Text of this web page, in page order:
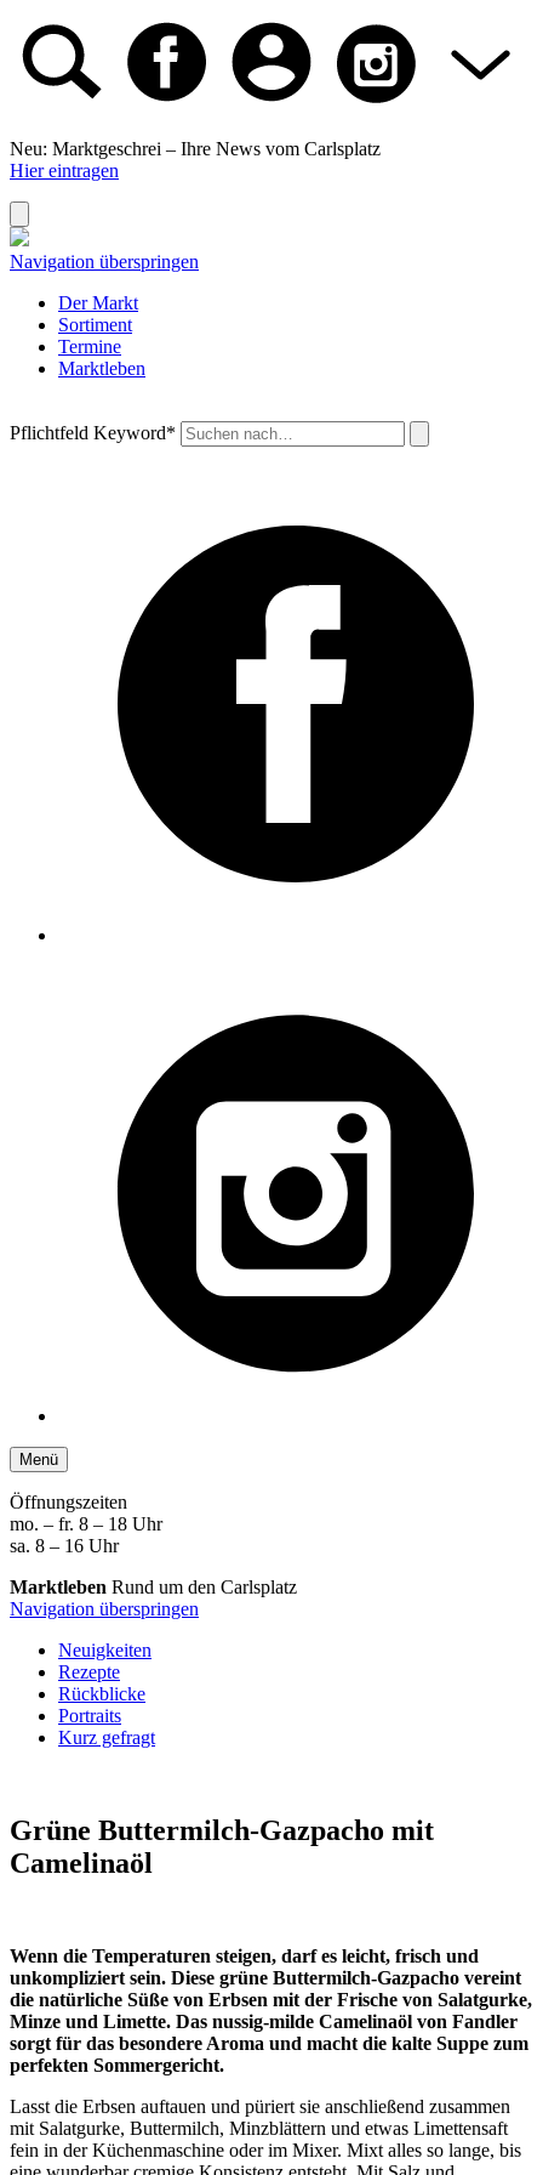
Neu: Marktgeschrei – Ihre News vom Carlsplatz
Hier eintragen
Navigation überspringen
Der Markt
Sortiment
Termine
Marktleben
Pflichtfeld Keyword*
Menü
Öffnungszeiten
mo. – fr. 8 – 18 Uhr
sa. 8 – 16 Uhr
Marktleben Rund um den Carlsplatz
Navigation überspringen
Neuigkeiten
Rezepte
Rückblicke
Portraits
Kurz gefragt
Grüne Buttermilch-Gazpacho mit
Camelinaöl
Wenn die Temperaturen steigen, darf es leicht, frisch und
unkompliziert sein. Diese grüne Buttermilch-Gazpacho vereint
die natürliche Süße von Erbsen mit der Frische von Salatgurke,
Minze und Limette. Das nussig-milde Camelinaöl von Fandler
sorgt für das besondere Aroma und macht die kalte Suppe zum
perfekten Sommergericht.
Lasst die Erbsen auftauen und püriert sie anschließend zusammen
mit Salatgurke, Buttermilch, Minzblättern und etwas Limettensaft
fein in der Küchenmaschine oder im Mixer. Mixt alles so lange, bis